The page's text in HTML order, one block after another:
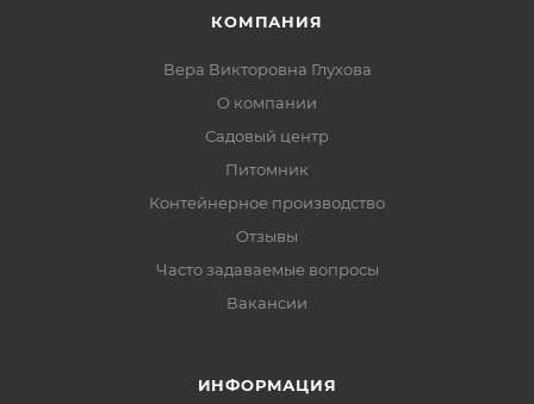
КОМПАНИЯ
Вера Викторовна Глухова
О компании
Садовый центр
Питомник
Контейнерное производство
Отзывы
Часто задаваемые вопросы
Вакансии
ИНФОРМАЦИЯ